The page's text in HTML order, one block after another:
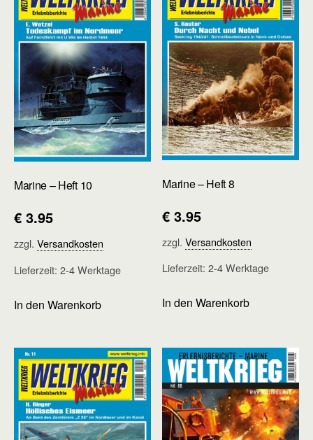
Marine – Heft 10
€ 3.95
zzgl. Versandkosten
Lieferzeit: 2-4 Werktage
In den Warenkorb
Marine – Heft 8
€ 3.95
zzgl.Versandkosten
Lieferzeit:2-4 Werktage
In den Warenkorb